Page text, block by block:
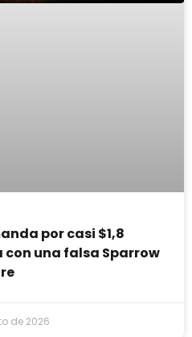
por casi $1,8
una falsa Sparrow
de 2026